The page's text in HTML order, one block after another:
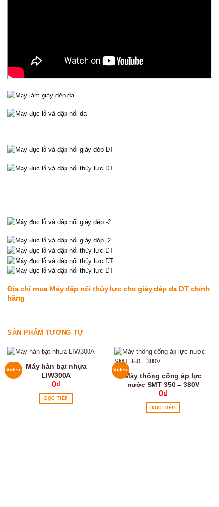
Địa chỉ mua Máy dập nổi thủy lực cho giày dép da DT chính
hãng
SẢN PHẨM TƯƠNG TỰ
Video
Máy hàn bạt nhựa
LIW300A
0₫
ĐỌC TIẾP
Video
Máy thông cống áp lực
nước SMT 350 – 380V
0₫
ĐỌC TIẾP